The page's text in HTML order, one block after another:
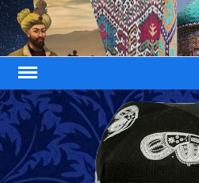
Skip
to
content